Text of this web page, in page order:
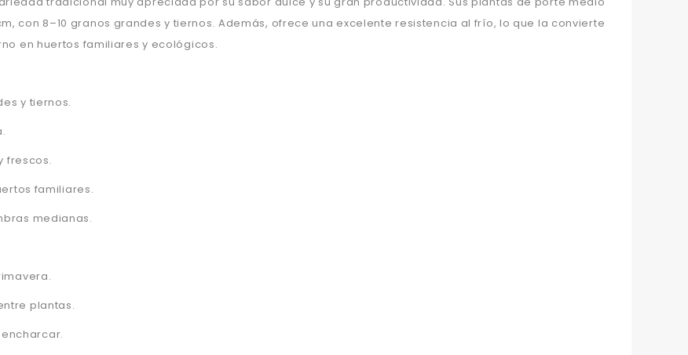
con 8–10 granos grandes y tiernos. Además, ofrece una excelente resistencia al frío, lo que la convierte
en huertos familiares y ecológicos.
y tiernos.
frescos.
familiares.
medianas.
plantas.